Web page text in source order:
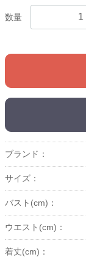
数量
ブランド：
サイズ：
バスト(cm)：
ウエスト(cm)：
着丈(cm)：